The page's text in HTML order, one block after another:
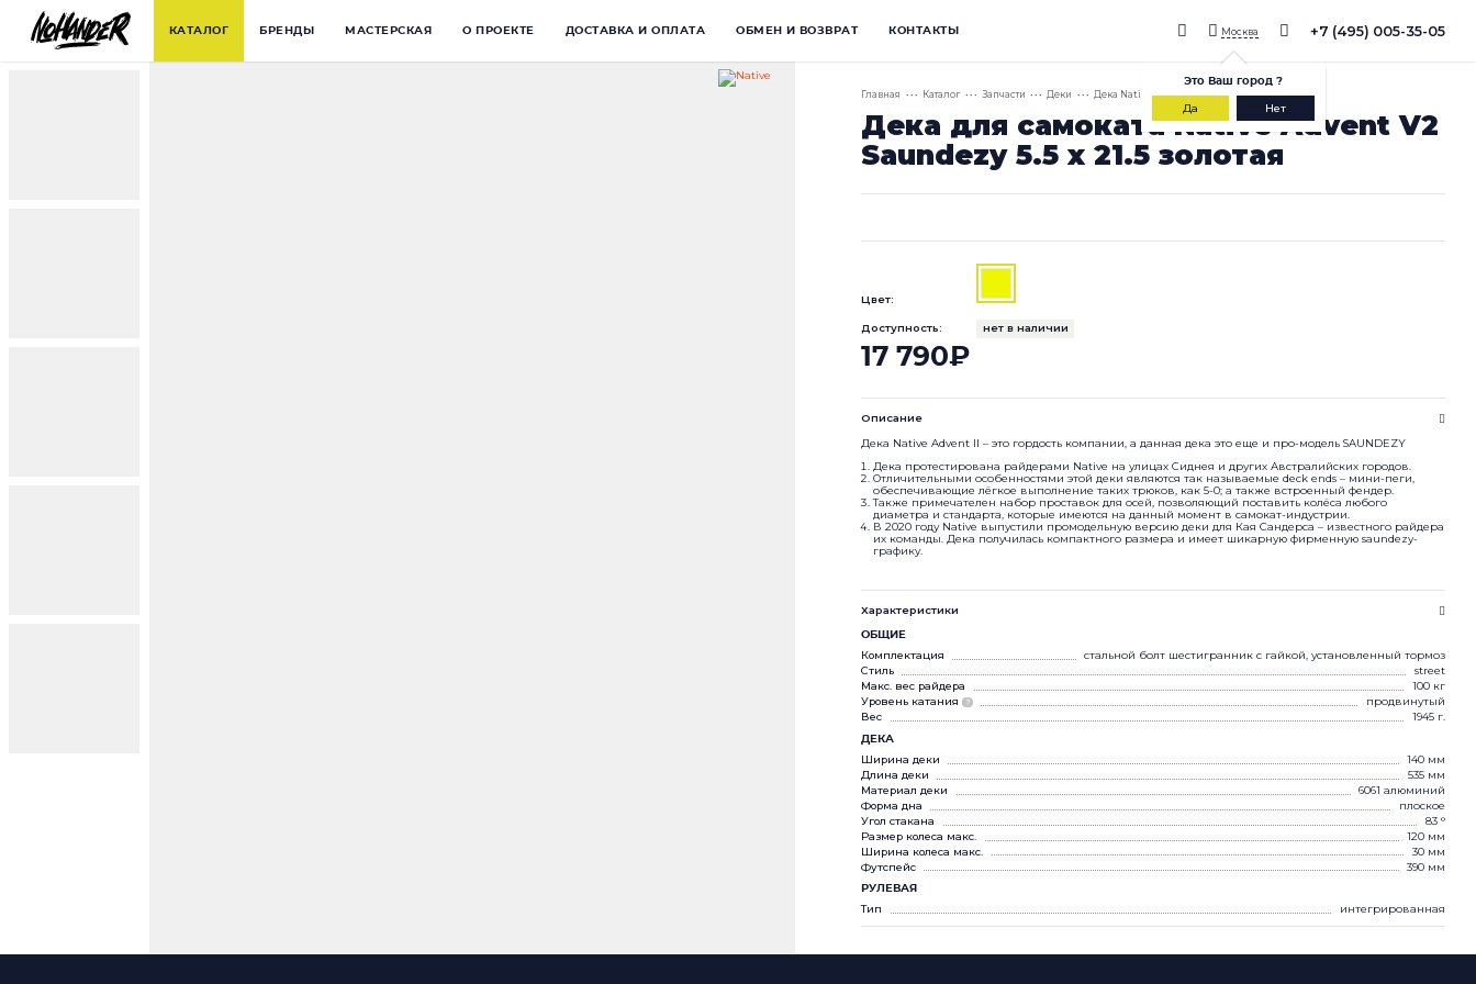
КАТАЛОГ БРЕНДЫ МАСТЕРСКАЯ О ПРОЕКТЕ ДОСТАВКА И ОПЛАТА ОБМЕН И ВОЗВРАТ КОНТАКТЫ Москва
ЭтоВаш город ?
Да Нет
+7 (495) 005-35-05
Главная • • • Каталог • • • Запчасти • • • Деки • • • Дека Native Advent V2 Saundezy 5.5 x 21.5 Gold
Дека для самоката Native Advent V2
Saundezy 5.5 x 21.5 золотая
Цвет:
Доступность: нет в наличии
17 790₽
Описание
Дека Native Advent II – это гордость компании, а данная дека это еще и про-модель SAUNDEZY
Дека протестирована райдерами Native на улицах Сиднея и других Австралийских городов.
Отличительными особенностями этой деки являются так называемые deck ends – мини-пеги,
обеспечивающие лёгкое выполнение таких трюков, как 5-0; а также встроенный фендер.
Также примечателен набор проставок для осей, позволяющий поставить колёса любого
диаметра и стандарта, которые имеются на данный момент в самокат-индустрии.
В 2020 году Native выпустили промодельную версию деки для Кая Сандерса – известного райдера
их команды. Дека получилась компактного размера и имеет шикарную фирменную saundezy-
графику.
Характеристики
ОБЩИЕ
Комплектация
стальной болт шестигранник с гайкой, установленный тормоз
Стиль
street
Макс. вес райдера
100 кг
Уровень катания
?
продвинутый
Вес
1945 г.
ДЕКА
Ширина деки
140 мм
Длина деки
535 мм
Материал деки
6061 алюминий
Форма дна
плоское
Угол стакана
83 °
Размер колеса макс.
120 мм
Ширина колеса макс.
30 мм
Футспейс
390 мм
РУЛЕВАЯ
Тип интегрированная